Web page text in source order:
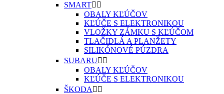
SMART 
OBALY KĽÚČOV
KĽÚČE S ELEKTRONIKOU
VLOŽKY ZÁMKU S KĽÚČOM
TLAČIDLÁ A PLANŽETY
SILIKÓNOVÉ PÚZDRA
SUBARU 
OBALY KĽÚČOV
KĽÚČE S ELEKTRONIKOU
ŠKODA  